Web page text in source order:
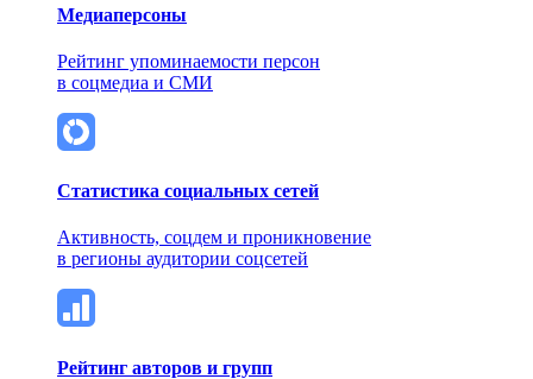
Медиаперсоны
Рейтинг упоминаемости персон
в соцмедиа и СМИ
Статистика социальных сетей
Активность, соцдем и проникновение
в регионы аудитории соцсетей
Рейтинг авторов и групп